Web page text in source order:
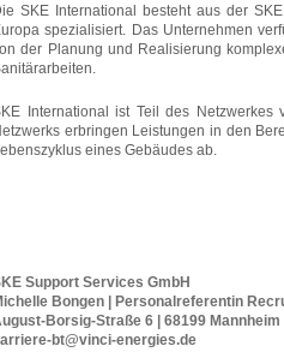
SKE International besteht aus der
spezialisiert. Das Unternehmen
der Planung und Realisierung
International ist Teil des
erbringen Leistungen in den
eines Gebäudes ab.
Support Services GmbH
Bongen | Personalreferentin
Borsig-Straße 6 | 68199 Mannheim
bt@vinci-energies.de